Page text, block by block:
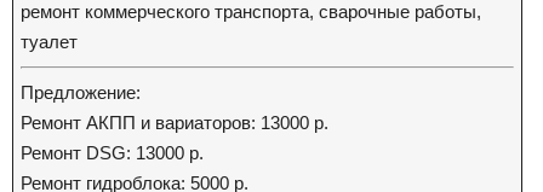
ремонт коммерческого транспорта, сварочные работы,
туалет
Предложение:
Ремонт АКПП и вариаторов: 13000 р.
Ремонт DSG: 13000 р.
Ремонт гидроблока: 5000 р.